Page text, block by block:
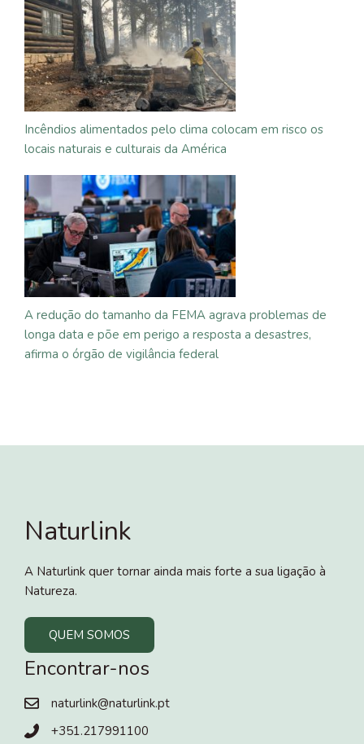
Incêndios alimentados pelo clima colocam em risco os
locais naturais e culturais da América
A redução do tamanho da FEMA agrava problemas de
longa data e põe em perigo a resposta a desastres,
afirma o órgão de vigilância federal
Naturlink
A Naturlink quer tornar ainda mais forte a sua ligação à
Natureza.
QUEM SOMOS
Encontrar-nos
naturlink@naturlink.pt
+351.217991100